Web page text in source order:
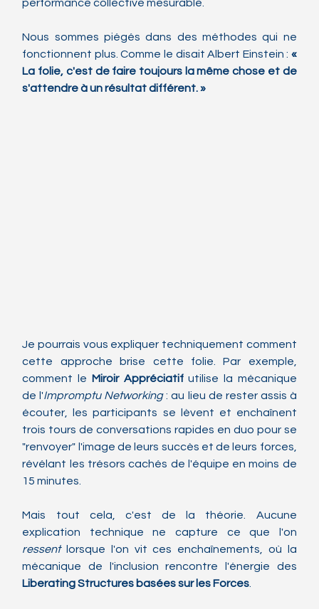
performance collective mesurable.
Nous sommes piégés dans des méthodes qui ne
fonctionnent plus. Comme le disait Albert Einstein : «
La folie, c'est de faire toujours la même chose et de
s'attendre à un résultat différent. »
Je pourrais vous expliquer techniquement comment
cette approche brise cette folie. Par exemple,
comment le Miroir Appréciatif utilise la mécanique
de l'Impromptu Networking : au lieu de rester assis à
écouter, les participants se lèvent et enchaînent
trois tours de conversations rapides en duo pour se
"renvoyer" l'image de leurs succès et de leurs forces,
révélant les trésors cachés de l'équipe en moins de
15 minutes.
Mais tout cela, c'est de la théorie. Aucune
ressent lorsque l'on vit ces enchaînements, où la
Liberating Structures basées sur les Forces.